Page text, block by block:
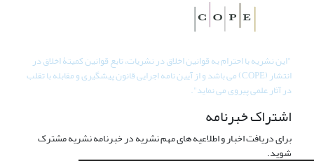
"این نشریه با احترام به قوانین اخلاق در نشریات، تابع قوانین کمیتۀ اخلاق در
انتشار (COPE) می باشد و از آیین نامه اجرایی قانون پیشگیری و مقابله با تقلب
در آثار علمی پیروی می نماید".
اشتراک خبرنامه
برای دریافت اخبار و اطلاعیه های مهم نشریه در خبرنامه نشریه مشترک
شوید.